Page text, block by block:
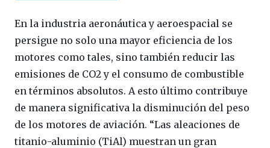
En la industria aeronáutica y aeroespacial se
persigue no solo una mayor eficiencia de los
motores como tales, sino también reducir las
emisiones de CO2 y el consumo de combustible
en términos absolutos. A esto último contribuye
de manera significativa la disminución del peso
de los motores de aviación. “Las aleaciones de
titanio-aluminio (TiAl) muestran un gran